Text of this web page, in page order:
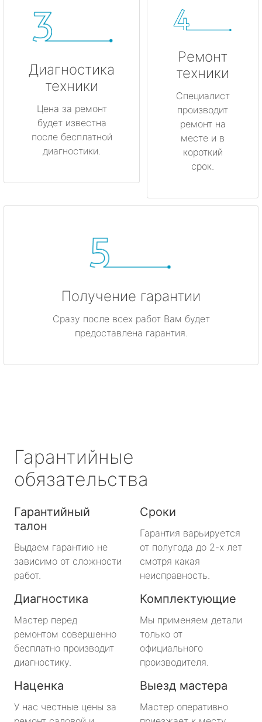
Диагностика
техники
Цена за ремонт
будет известна
после бесплатной
диагностики.
Ремонт
техники
Специалист
производит
ремонт на
месте и в
короткий
срок.
Получение гарантии
Сразу после всех работ Вам будет
предоставлена гарантия.
Гарантийные
обязательства
Гарантийный
талон
Выдаем гарантию не
зависимо от сложности
работ.
Сроки
Гарантия варьируется
от полугода до 2-х лет
смотря какая
неисправность.
Диагностика
Мастер перед
ремонтом совершенно
бесплатно производит
диагностику.
Комплектующие
Мы применяем детали
только от
официального
производителя.
Наценка
У нас честные цены за
Выезд мастера
Мастер оперативно